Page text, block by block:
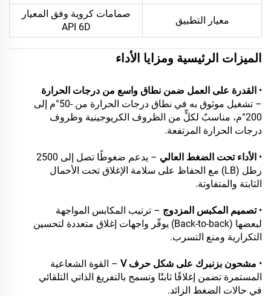
معيار التطبيق
صمامات كروية وفق المعيار
API 6D
الميزات الرئيسية ومزايا الأداء
• القدرة على العمل ضمن نطاق واسع من درجات الحرارة
– تشغيل موثوق به في نطاق درجات الحرارة من -50°م إلى
200°م، مناسبٌ لكلٍّ من الظروف الكريوجينية وظروف
درجات الحرارة المرتفعة.
• الأداء تحت الضغط العالي
– يدعم ضغوطًا تصل إلى 2500
رطل (LB) مع الحفاظ على سلامة الإغلاق تحت الأحمال
الثابتة والمتفاوتة.
•تصميم المكبس المزدوج – ترتيب المكابس المواجهة
لبعضها (Back-to-back) يوفّر واجهات إغلاق متعددة لتحسين
التكرارية ومنع التسرب.
• مشحون بزنبرك على شكل حرف V
– القوة الشعاعية
المستمرة تضمن إغلاقًا ثابتًا وتسمح بالتفريغ الذاتي التلقائي
في حالات الضغط الزائد.